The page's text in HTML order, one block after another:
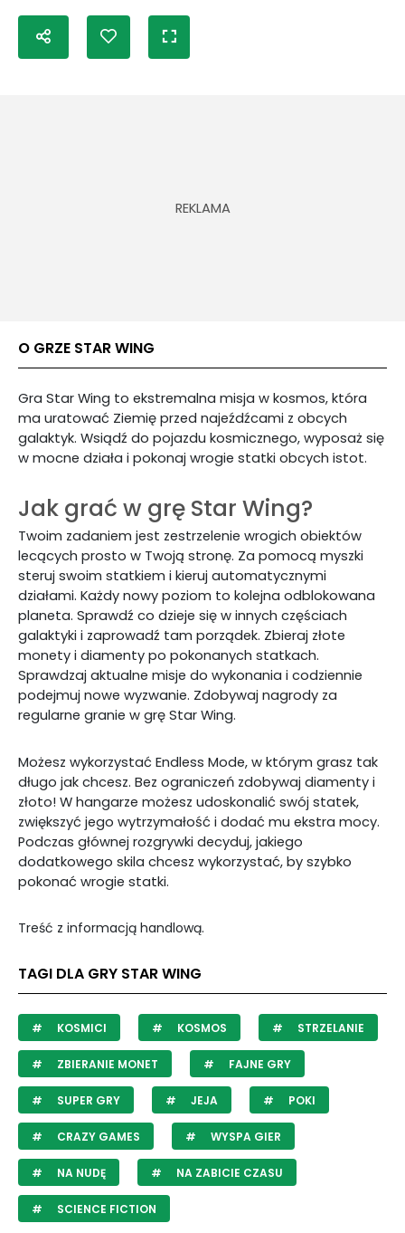
O GRZE STAR WING
Gra Star Wing to ekstremalna misja w kosmos, która
ma uratować Ziemię przed najeźdźcami z obcych
galaktyk. Wsiądź do pojazdu kosmicznego, wyposaż się
w mocne działa i pokonaj wrogie statki obcych istot.
Jak grać w grę Star Wing?
Twoim zadaniem jest zestrzelenie wrogich obiektów
lecących prosto w Twoją stronę. Za pomocą myszki
steruj swoim statkiem i kieruj automatycznymi
działami. Każdy nowy poziom to kolejna odblokowana
planeta. Sprawdź co dzieje się w innych częściach
galaktyki i zaprowadź tam porządek. Zbieraj złote
monety i diamenty po pokonanych statkach.
Sprawdzaj aktualne misje do wykonania i codziennie
podejmuj nowe wyzwanie. Zdobywaj nagrody za
regularne granie w grę Star Wing.
Możesz wykorzystać Endless Mode, w którym grasz tak
długo jak chcesz. Bez ograniczeń zdobywaj diamenty i
złoto! W hangarze możesz udoskonalić swój statek,
zwiększyć jego wytrzymałość i dodać mu ekstra mocy.
Podczas głównej rozgrywki decyduj, jakiego
dodatkowego skila chcesz wykorzystać, by szybko
pokonać wrogie statki.
Treść z informacją handlową.
TAGI DLA GRY STAR WING
KOSMICI KOSMOS STRZELANIE
ZBIERANIE MONET FAJNE GRY
SUPER GRY JEJA POKI
CRAZY GAMES WYSPA GIER
NA NUDĘ NA ZABICIE CZASU
SCIENCE FICTION